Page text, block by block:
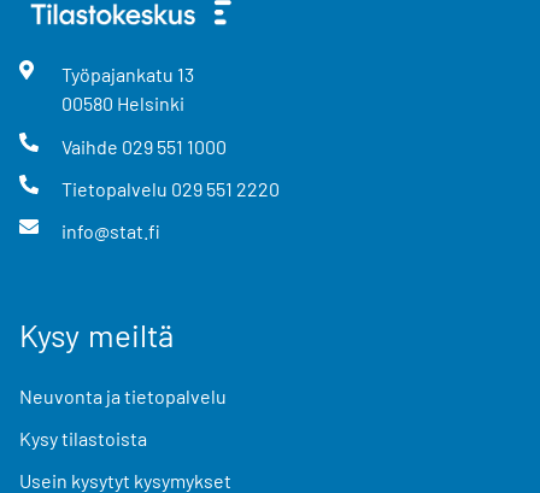
Työpajankatu 13
00580 Helsinki
Vaihde 029 551 1000
Tietopalvelu 029 551 2220
info@stat.fi
Kysy meiltä
Neuvonta ja tietopalvelu
Kysy tilastoista
Usein kysytyt kysymykset